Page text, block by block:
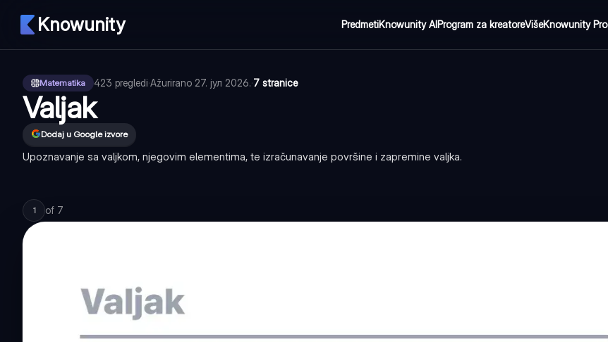
Knowunity PredmetiKnowunity AIProgram za kreatoreVišeKnowunity Pro
Matematika 423 pregledi·Ažurirano 27. јул 2026.·7 stranice
Valjak
Dodaj u Google izvore
Upoznavanje sa valjkom, njegovim elementima, te izračunavanje površine i zapremine valjka.
1 of 7